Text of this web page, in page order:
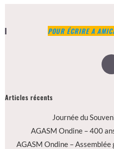
POUR ÉCRIRE A
Articles récents
Journée du
AGASM Ondine – 400
AGASM Ondine –